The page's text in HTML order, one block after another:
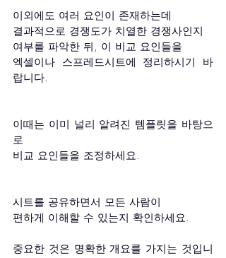
이외에도 여러 요인이 존재하는데
결과적으로 경쟁도가 치열한 경쟁사인지
여부를 파악한 뒤, 이 비교 요인들을
엑셀이나 스프레드시트에 정리하시기 바
랍니다.
이때는 이미 널리 알려진 템플릿을 바탕으
로
비교 요인들을 조정하세요.
시트를 공유하면서 모든 사람이
편하게 이해할 수 있는지 확인하세요.
중요한 것은 명확한 개요를 가지는 것입니